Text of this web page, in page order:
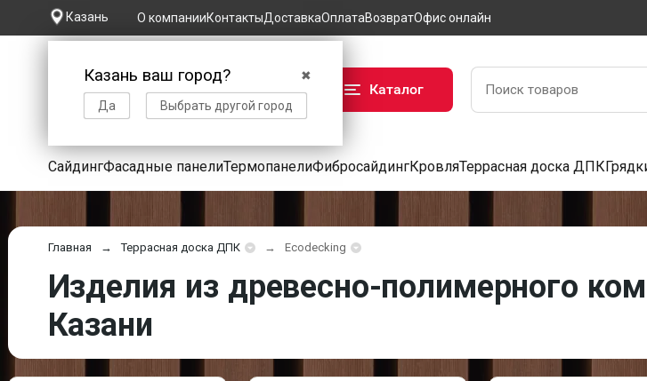
Казань
✖
Казань ваш город?
Да Выбрать другой город
О компанииКонтактыДоставкаОплатаВозвратОфис онлайн
Каталог
СайдингФасадные панелиТермопанелиФибросайдингКровляТеррасная доска ДПК
Главная Террасная доска ДПК Ecodecking
Изделия из древесно-полимерного
Казани